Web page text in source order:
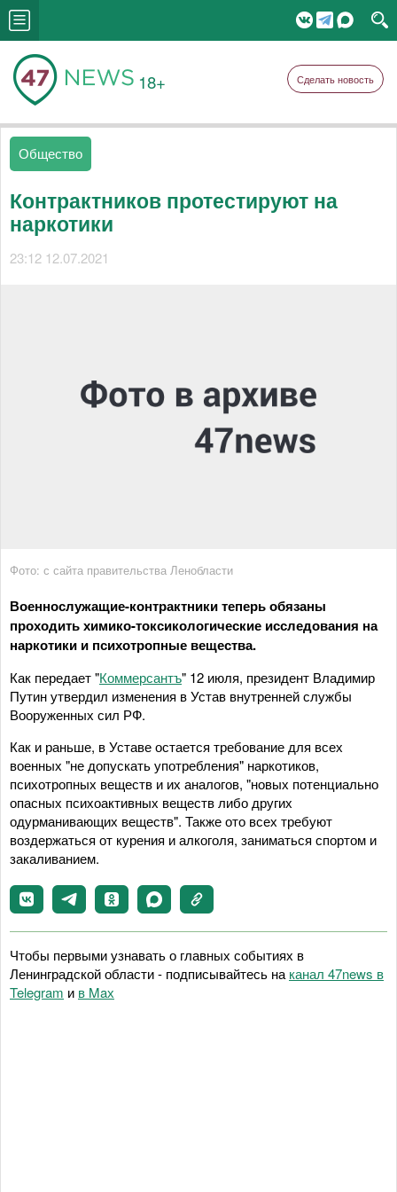
18+ Сделать новость
Общество
Контрактников протестируют на
наркотики
23:12 12.07.2021
Фото: с сайта правительства Ленобласти
Военнослужащие-контрактники теперь обязаны
проходить химико-токсикологические исследования на
наркотики и психотропные вещества.
Как передает "Коммерсантъ" 12 июля, президент Владимир
Путин утвердил изменения в Устав внутренней службы
Вооруженных сил РФ.
Как и раньше, в Уставе остается требование для всех
военных "не допускать употребления" наркотиков,
психотропных веществ и их аналогов, "новых потенциально
опасных психоактивных веществ либо других
одурманивающих веществ". Также ото всех требуют
воздержаться от курения и алкоголя, заниматься спортом и
закаливанием.
Чтобы первыми узнавать о главных событиях в
Ленинградской области - подписывайтесь на канал 47news в
Telegram и в Maх